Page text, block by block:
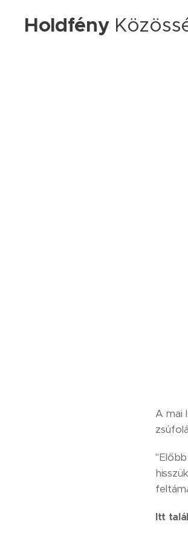
Holdfény
A mai
Itt